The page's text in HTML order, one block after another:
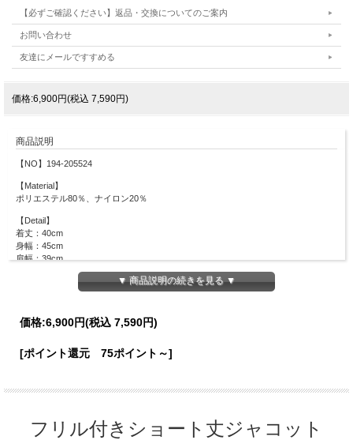
【必ずご確認ください】返品・交換についてのご案内
お問い合わせ
友達にメールですすめる
価格:6,900円(税込 7,590円)
商品説明
【NO】194-205524
【Material】
ポリエステル80％、ナイロン20％
【Detail】
着丈：40cm
身幅：45cm
肩幅：39cm
#28 アイボリー/
サイズは平置きサイズとなりますので測り方により誤差が出る場合がございます。
実際のカラーに近い状態で撮影されておりますので、そちらを参考にしてください
▼ 商品説明の続きを見る ▼
価格:6,900円(税込 7,590円)
[ポイント還元 75ポイント～]
フリル付きショート丈ジャコット